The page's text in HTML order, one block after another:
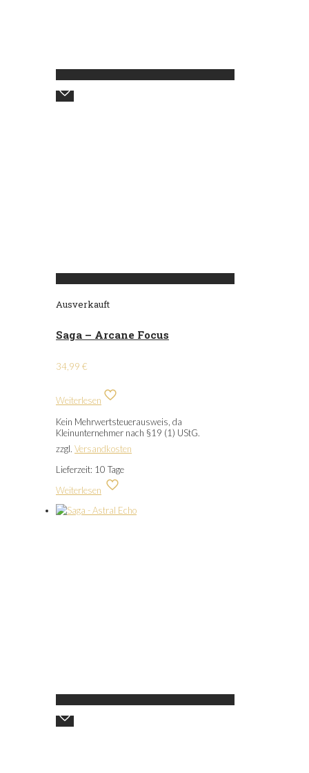
Ausverkauft
Saga – Arcane Focus
34,99 €
Weiterlesen
Kein Mehrwertsteuerausweis, da
Kleinunternehmer nach §19 (1) UStG.
zzgl. Versandkosten
Lieferzeit: 10 Tage
Weiterlesen